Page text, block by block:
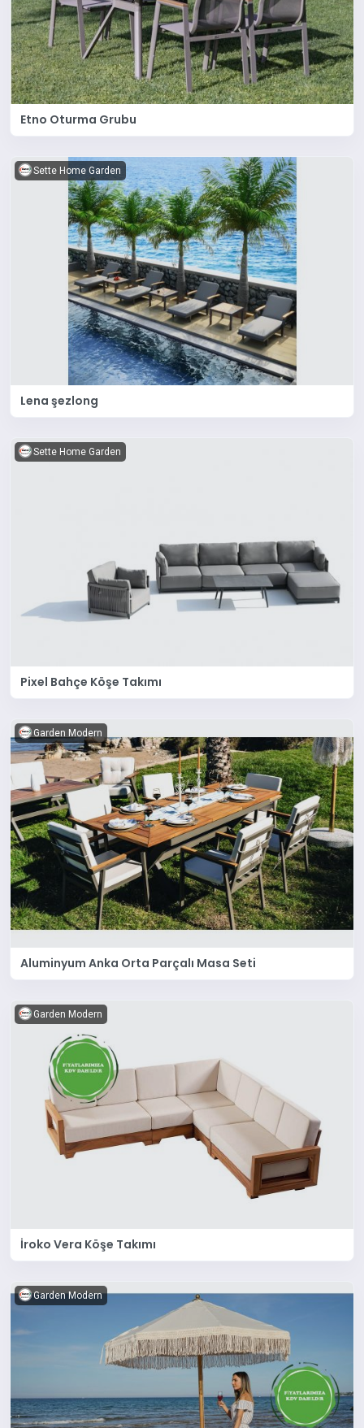
Etno Oturma Grubu
Sette Home Garden
Lena şezlong
Sette Home Garden
Pixel Bahçe Köşe Takımı
Garden Modern
Aluminyum Anka Orta Parçalı Masa Seti
Garden Modern
İroko Vera Köşe Takımı
Garden Modern